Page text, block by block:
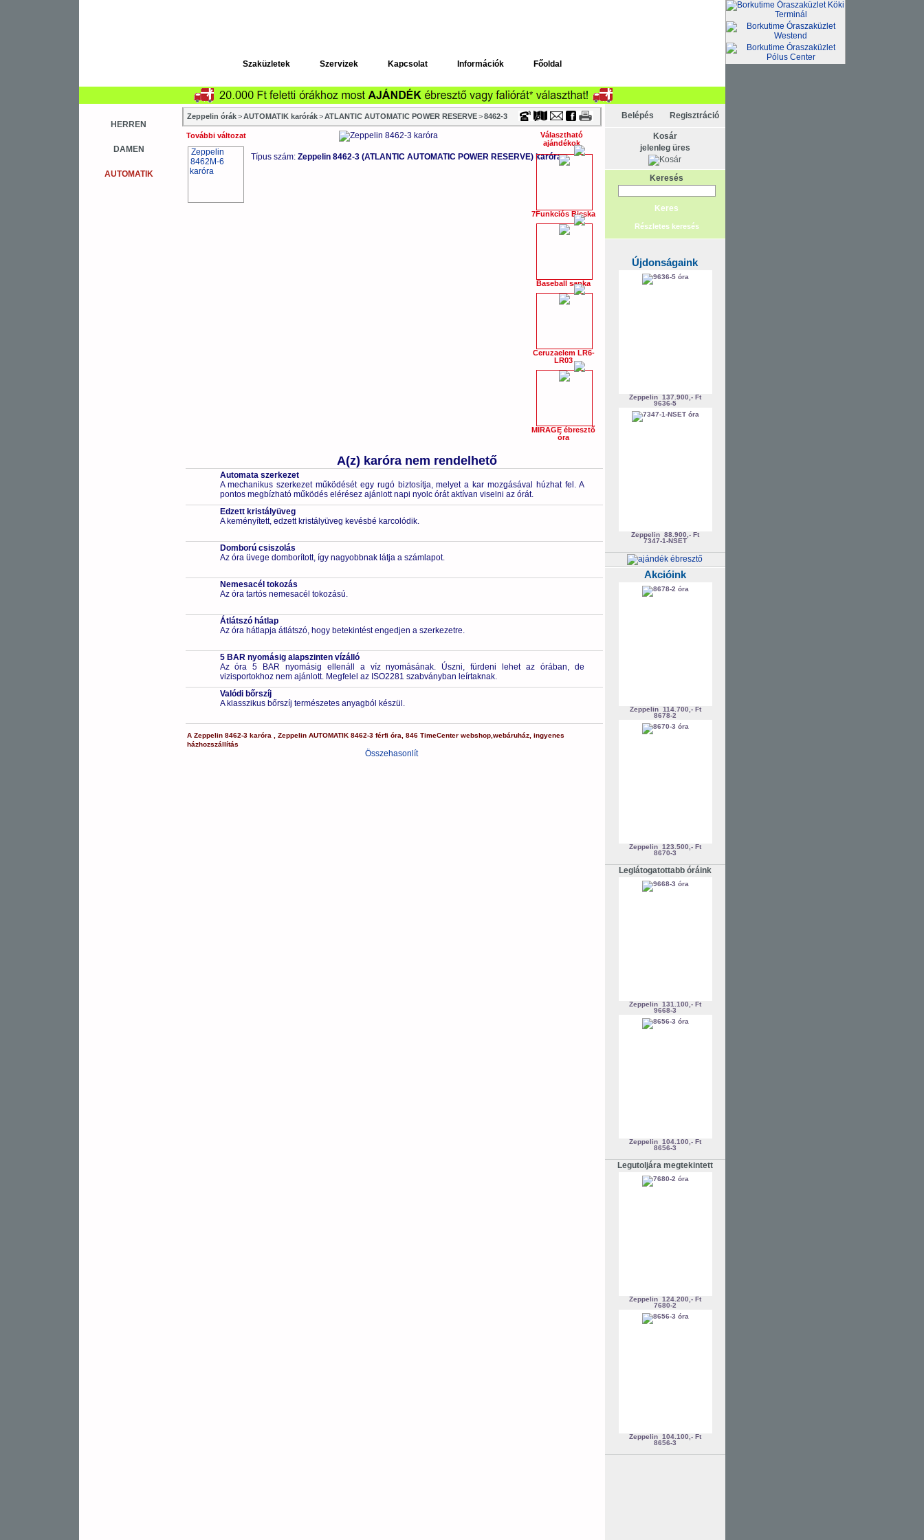
Szaküzletek Szervizek Kapcsolat Információk Főoldal
HERREN
DAMEN
AUTOMATIK
Zeppelin órák > AUTOMATIK karórák > ATLANTIC AUTOMATIC POWER RESERVE > 8462-3
További változat
Típus szám: Zeppelin 8462-3 (ATLANTIC AUTOMATIC POWER RESERVE) karóra
Választható
ajándékok
7Funkciós Bicska
Baseball sapka
Ceruzaelem LR6-
LR03
MIRAGE ébresztő
óra
A(z) karóra nem rendelhető
Automata szerkezet
A mechanikus szerkezet működését egy rugó biztosítja, melyet a kar mozgásával húzhat fel. A
pontos megbízható működés elérésez ajánlott napi nyolc órát aktívan viselni az órát.
Edzett kristályüveg
A keményített, edzett kristályüveg kevésbé karcolódik.
Domború csiszolás
Az óra üvege domborított, így nagyobbnak látja a számlapot.
Nemesacél tokozás
Az óra tartós nemesacél tokozású.
Átlátszó hátlap
Az óra hátlapja átlátszó, hogy betekintést engedjen a szerkezetre.
5 BAR nyomásig alapszinten vízálló
Az óra 5 BAR nyomásig ellenáll a víz nyomásának. Úszni, fürdeni lehet az órában, de
vizisportokhoz nem ajánlott. Megfelel az ISO2281 szabványban leírtaknak.
Valódi bőrszíj
A klasszikus bőrszíj természetes anyagból készül.
A Zeppelin 8462-3 karóra Zeppelin AUTOMATIK 8462-3 férfi óra 846 TimeCenter webshop, webáruház, ingyenes
házhozszállítás
Összehasonlít
Belépés Regisztráció
Kosár
jelenleg üres
Keresés
Részletes keresés
Újdonságaink
Zeppelin 137.900,- Ft
9636-5
Zeppelin 88.900,- Ft
7347-1-NSET
Akcióink
Zeppelin 114.700,- Ft
8678-2
Zeppelin 123.500,- Ft
8670-3
Leglátogatottabb óráink
Zeppelin 131.100,- Ft
9668-3
Zeppelin 104.100,- Ft
8656-3
Legutoljára megtekintett
Zeppelin 124.200,- Ft
7680-2
Zeppelin 104.100,- Ft
8656-3